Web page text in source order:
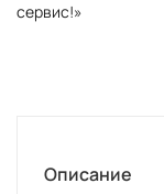
сервис!»
Описание